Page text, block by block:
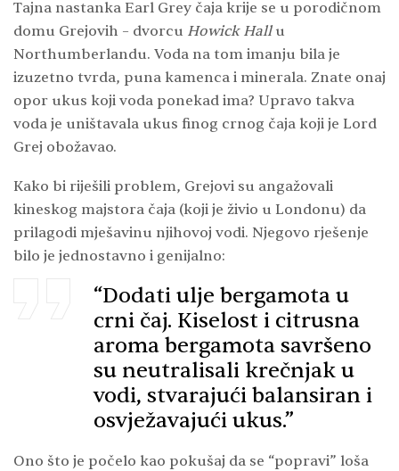
Tajna nastanka Earl Grey čaja krije se u porodičnom
domu Grejovih – dvorcu Howick Hallu
Northumberlandu. Voda na tom imanju bila je
izuzetno tvrda, puna kamenca i minerala. Znate onaj
opor ukus koji voda ponekad ima? Upravo takva
voda je uništavala ukus finog crnog čaja koji je Lord
Grej obožavao.
Kako bi riješili problem, Grejovi su angažovali
kineskog majstora čaja (koji je živio u Londonu) da
prilagodi mješavinu njihovoj vodi. Njegovo rješenje
bilo je jednostavno i genijalno:
“Dodati ulje bergamota u
crni čaj. Kiselost i citrusna
aroma bergamota savršeno
su neutralisali krečnjak u
vodi, stvarajući balansiran i
osvježavajući ukus.”
Ono što je počelo kao pokušaj da se “popravi” loša